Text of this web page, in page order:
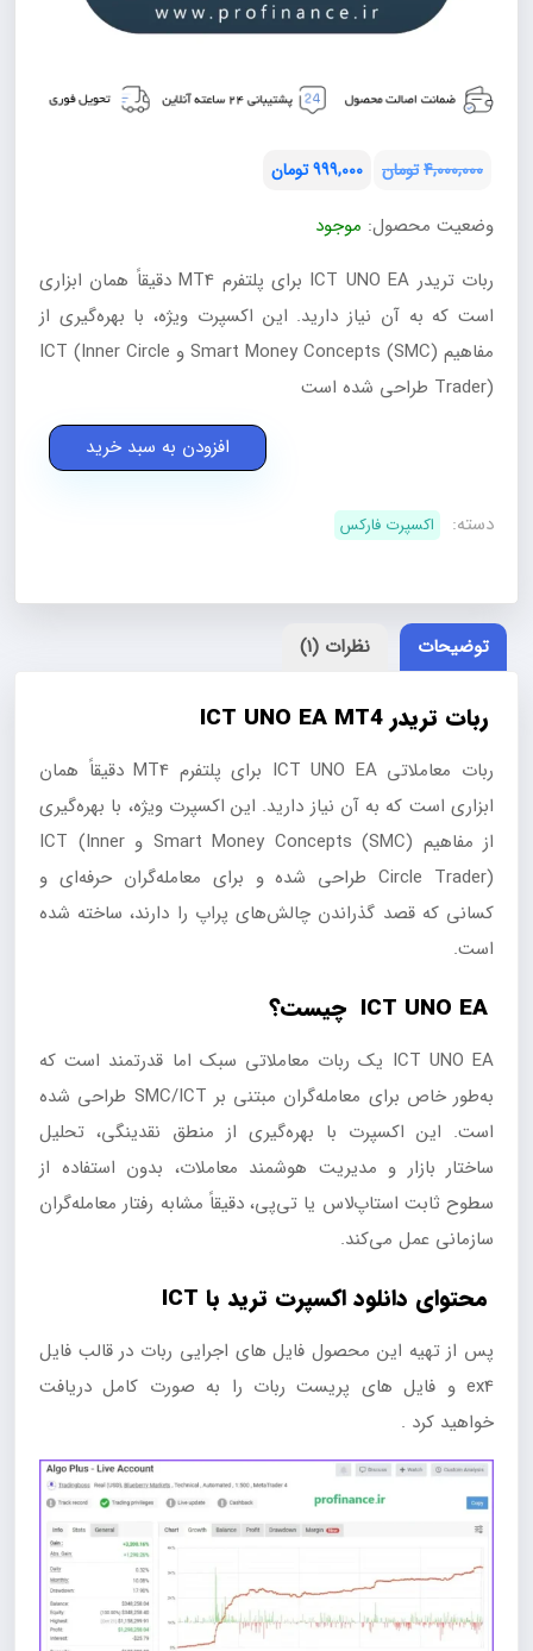
تومان4,000,000
اصلی:
تومان4,000,000
بود.
تومان999,000
فعلی:
تومان999,000.
وضعیت محصول: موجود
ربات تریدر ICT UNO EA برای پلتفرم MT4 دقیقاً همان ابزاری
است که به آن نیاز دارید. این اکسپرت ویژه، با بهره‌گیری از
مفاهیم Smart Money Concepts (SMC) و ICT (Inner Circle
Trader) طراحی شده است
ICT
افزودن به سبد خرید
دسته: اکسپرت فارکس
توضیحات نظرات (1)
ربات تریدر ICT UNO EA MT4
ربات معاملاتی ICT UNO EA برای پلتفرم MT4 دقیقاً همان
ابزاری است که به آن نیاز دارید. این اکسپرت ویژه، با بهره‌گیری
از مفاهیم Smart Money Concepts (SMC) و ICT (Inner
Circle Trader) طراحی شده و برای معامله‌گران حرفه‌ای و
کسانی که قصد گذراندن چالش‌های پراپ را دارند، ساخته شده
است.
ICT UNO EA چیست؟
ICT UNO EA یک ربات معاملاتی سبک اما قدرتمند است که
به‌طور خاص برای معامله‌گران مبتنی بر SMC/ICT طراحی شده
است. این اکسپرت با بهره‌گیری از منطق نقدینگی، تحلیل
ساختار بازار و مدیریت هوشمند معاملات، بدون استفاده از
سطوح ثابت استاپ‌لاس یا تی‌پی، دقیقاً مشابه رفتار معامله‌گران
سازمانی عمل می‌کند.
محتوای دانلود اکسپرت ترید با ICT
پس از تهیه این محصول فایل های اجرایی ربات در قالب فایل
ex4 و فایل های پریست ربات را به صورت کامل دریافت
خواهید کرد .